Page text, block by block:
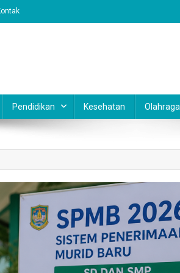
Pendidikan Kesehatan Olahraga